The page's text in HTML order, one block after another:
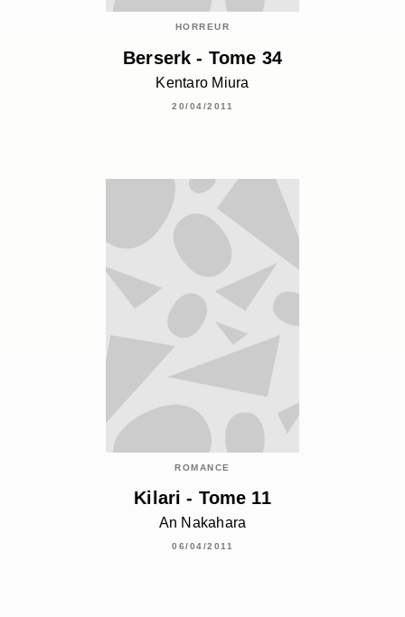
HORREUR
Berserk - Tome 34
Kentaro Miura
20/04/2011
ROMANCE
Kilari - Tome 11
An Nakahara
06/04/2011